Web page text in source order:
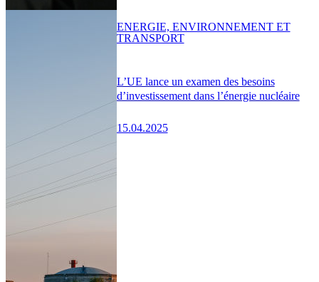
L’UE lance un examen des besoins
d’investissement dans l’énergie nucléaire
15.04.2025
ENERGIE, ENVIRONNEMENT ET
TRANSPORT